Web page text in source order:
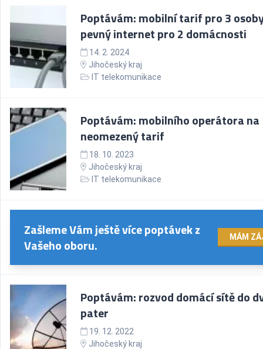
Poptávám: mobilní tarif pro 3
pevný internet pro 2 domácnosti
14. 2. 2024
Jihočeský kraj
IT telekomunikace
Poptávám: mobilního operátora na
neomezený tarif
18. 10. 2023
Jihočeský kraj
IT telekomunikace
Zašleme Vám ještě více poptávek z
Vašeho oboru.
MÁM
Poptávám: rozvod domácí sítě do
pater
19. 12. 2022
Jihočeský kraj